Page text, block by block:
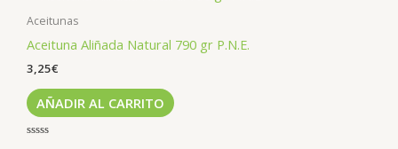
Aceitunas
Aceituna Aliñada Natural 790 gr P.N.E.
3,25€
AÑADIR AL CARRITO